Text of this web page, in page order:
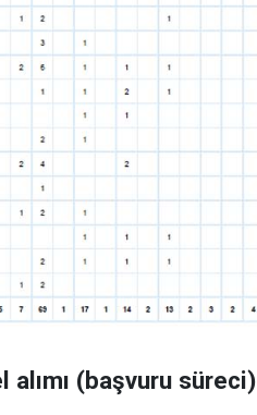
(başvuru süreci)